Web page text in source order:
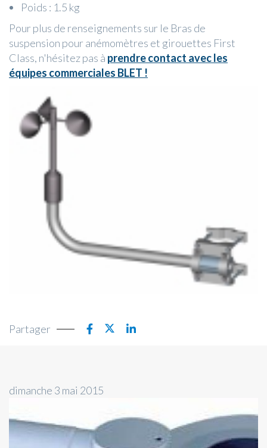
Poids : 1.5 kg
Pour plus de renseignements sur le Bras de
suspension pour anémomètres et girouettes First
Class, n'hésitez pas à prendre contact avec les
équipes commerciales BLET !
Partager
dimanche 3 mai 2015